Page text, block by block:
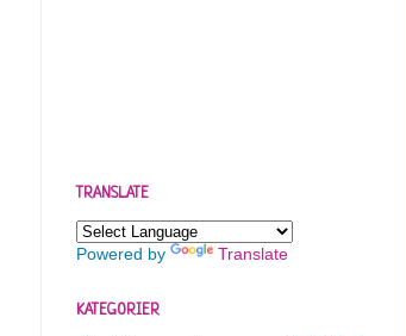
TRANSLATE
Powered by Translate
KATEGORIER